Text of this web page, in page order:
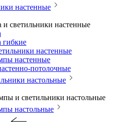
настенные
и светильники настенные
гибкие
настенные
настенные
потолочные
настольные
и светильники настольные
настольные